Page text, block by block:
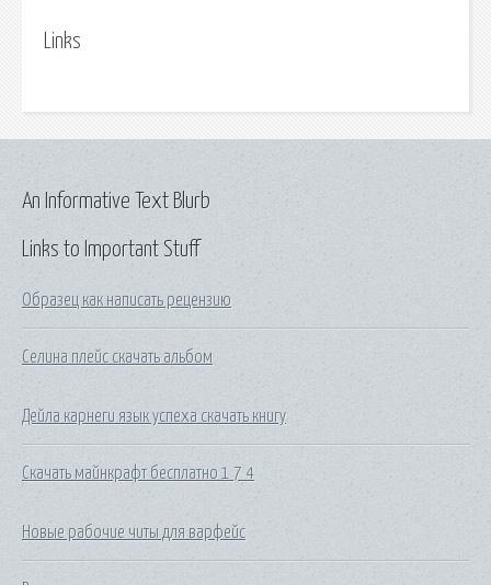
Links
Links to Important Stuff
Образец как написать рецензию
Селина плейс скачать альбом
Дейла карнеги язык успеха скачать книгу
Скачать майнкрафт бесплатно 1 7 4
Новые рабочие читы для варфейс
An Informative Text Blurb